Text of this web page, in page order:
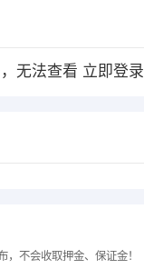
无法查看 立即登录
，不会收取押金、保证金！